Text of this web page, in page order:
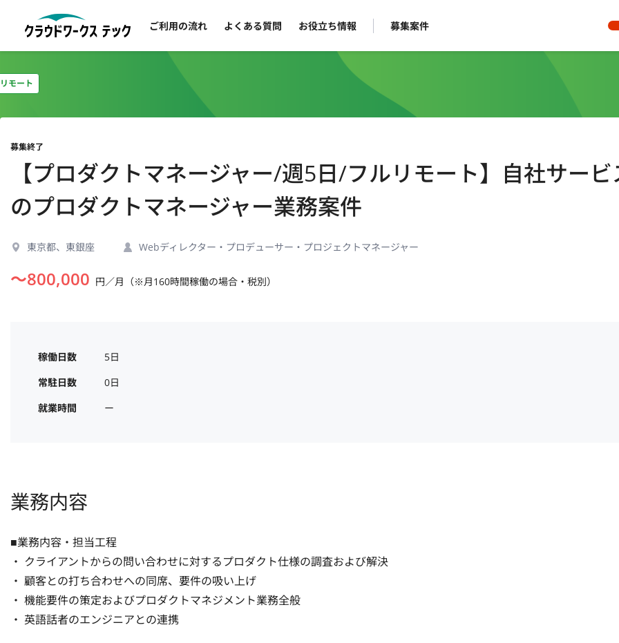
ご利用の流れ よくある質問 お役立ち情報 募集案件
モート
募集終了
【プロダクトマネージャー/週5日/フルリモート】自社サービ
のプロダクトマネージャー業務案件
東京都、東銀座 Webディレクター・プロデューサー・プロジェクトマネージャー
〜800,000 円／月（※月160時間稼働の場合・税別）
稼働日数
5日
常駐日数
0日
就業時間
ー
業務内容
■業務内容・担当工程
・ クライアントからの問い合わせに対するプロダクト仕様の調査および解決
・ 顧客との打ち合わせへの同席、要件の吸い上げ
・ 機能要件の策定およびプロダクトマネジメント業務全般
・ 英語話者のエンジニアとの連携